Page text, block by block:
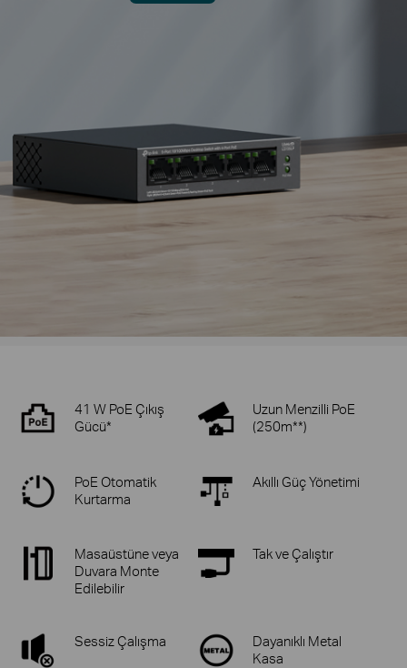
41 W PoE Çıkış
Gücü*
Uzun Menzilli PoE
(250m**)
PoE Otomatik
Kurtarma
Akıllı Güç Yönetimi
Masaüstüne veya
Duvara Monte
Edilebilir
Tak ve Çalıştır
Sessiz Çalışma
Dayanıklı Metal
Kasa